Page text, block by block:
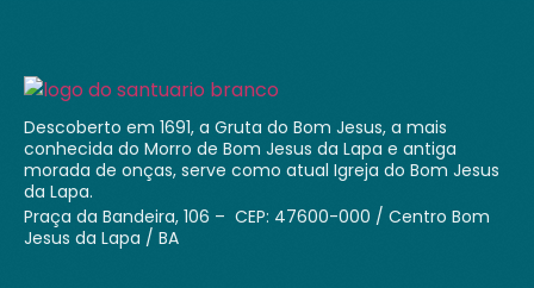
Descoberto em 1691, a Gruta do Bom Jesus, a mais
conhecida do Morro de Bom Jesus da Lapa e antiga
morada de onças, serve como atual Igreja do Bom Jesus
da Lapa.
Praça da Bandeira, 106 – CEP: 47600-000 / Centro Bom
Jesus da Lapa / BA